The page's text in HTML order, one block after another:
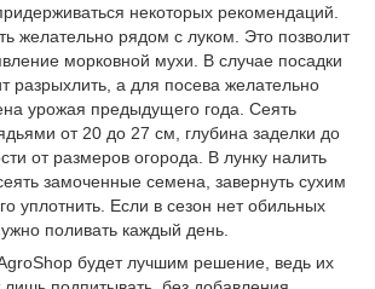
некоторых рекомендаций.
желательно рядом с луком. Это позволит
морковной мухи. В случае посадки
разрыхлить, а для посева желательно
урожая предыдущего года. Сеять
от 20 до 27 см, глубина заделки до
от размеров огорода. В лунку налить
замоченные семена, завернуть сухим
уплотнить. Если в сезон нет обильных
поливать каждый день.
будет лучшим решение, ведь их